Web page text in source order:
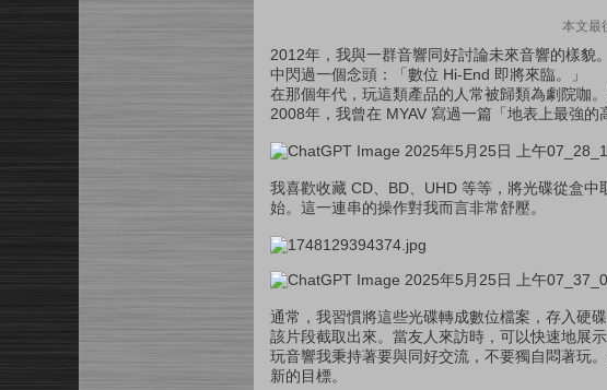
本文最
2012年，我與一群音響同好討論未來音響的樣貌
中閃過一個念頭：「數位 Hi-End 即將來臨。」
在那個年代，玩這類產品的人常被歸類為劇院咖
2008年，我曾在 MYAV 寫過一篇「地表上最強
我喜歡收藏 CD、BD、UHD 等等，將光碟從盒
始。這一連串的操作對我而言非常舒壓。
通常，我習慣將這些光碟轉成數位檔案，存入硬
該片段截取出來。當友人來訪時，可以快速地展示
玩音響我秉持著要與同好交流，不要獨自悶著玩
新的目標。